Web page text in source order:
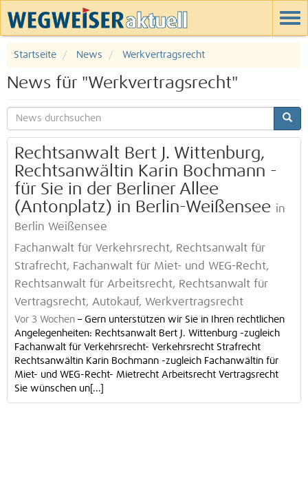
Startseite News Werkvertragsrecht
News für "Werkvertragsrecht"
Rechtsanwalt Bert J. Wittenburg,
Rechtsanwältin Karin Bochmann -
für Sie in der Berliner Allee
(Antonplatz) in Berlin-Weißensee in
Berlin Weißensee
Fachanwalt für Verkehrsrecht, Rechtsanwalt für
Strafrecht, Fachanwalt für Miet- und WEG-Recht,
Rechtsanwalt für Arbeitsrecht, Rechtsanwalt für
Vertragsrecht, Autokauf, Werkvertragsrecht
Vor 3 Wochen – Gern unterstützen wir Sie in Ihren rechtlichen
Angelegenheiten: Rechtsanwalt Bert J. Wittenburg -zugleich
Fachanwalt für Verkehrsrecht- Verkehrsrecht Strafrecht
Rechtsanwältin Karin Bochmann -zugleich Fachanwältin für
Miet- und WEG-Recht- Mietrecht Arbeitsrecht Vertragsrecht
Sie wünschen un[...]